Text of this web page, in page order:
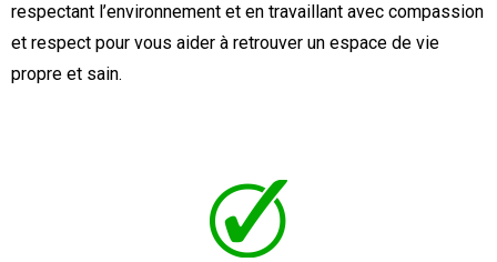
respectant l’environnement et en travaillant avec compassion
et respect pour vous aider à retrouver un espace de vie
propre et sain.